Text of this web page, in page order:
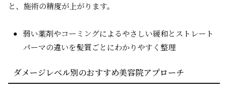
と、施術の精度が上がります。
弱い薬剤やコーミングによるやさしい緩和とストレート
パーマの違いを髪質ごとにわかりやすく整理
ダメージレベル別のおすすめ美容院アプローチ